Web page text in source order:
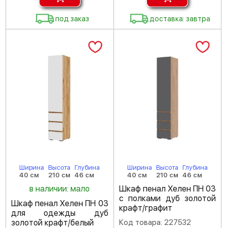
под заказ доставка: завтра
Ширина
40 см
Высота
210 см
Глубина
46 см
в наличии: мало
Шкаф пенал Хелен ПН 03
для одежды дуб
золотой крафт/белый
Ширина
40 см
Высота
210 см
Глубина
46 см
Шкаф пенал Хелен ПН 03
с полками дуб золотой
крафт/графит
Код товара: 227532